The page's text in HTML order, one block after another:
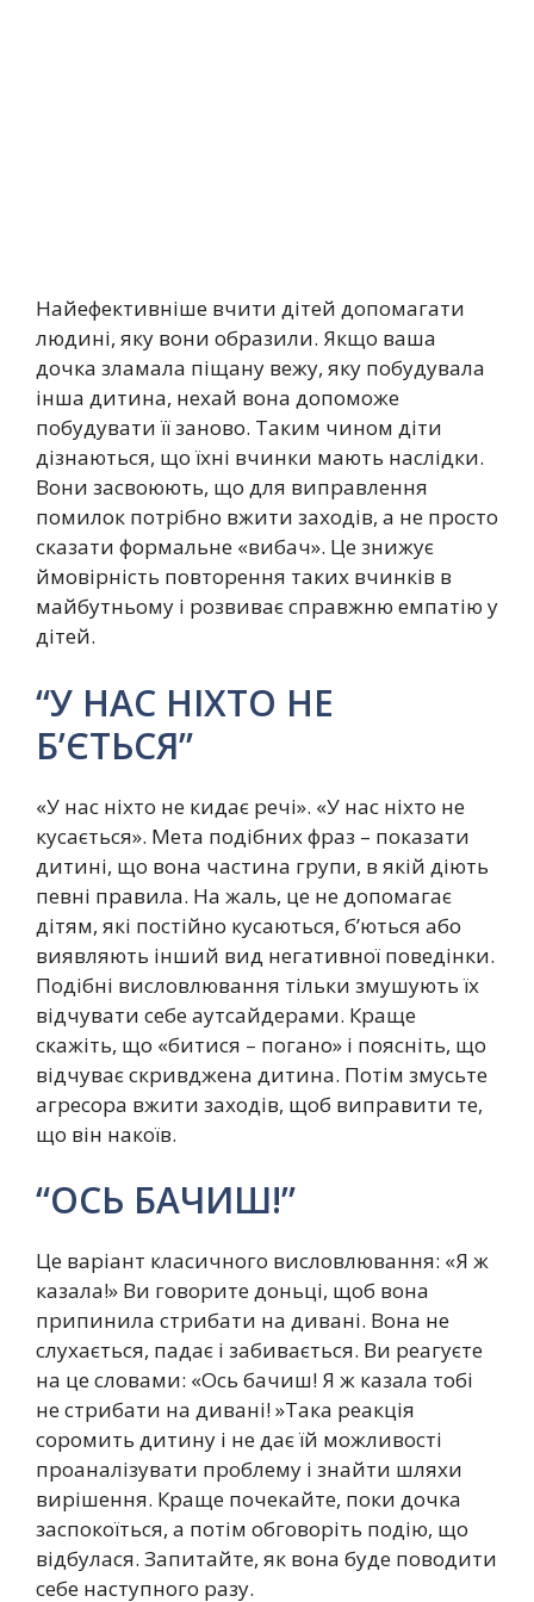
Найефективніше вчити дітей допомагати
людині, яку вони образили. Якщо ваша
дочка зламала піщану вежу, яку побудувала
інша дитина, нехай вона допоможе
побудувати її заново. Таким чином діти
дізнаються, що їхні вчинки мають наслідки.
Вони засвоюють, що для виправлення
помилок потрібно вжити заходів, а не просто
сказати формальне «вибач». Це знижує
ймовірність повторення таких вчинків в
майбутньому і розвиває справжню емпатію у
дітей.
“У НАС НІХТО НЕ
Б’ЄТЬСЯ”
«У нас ніхто не кидає речі». «У нас ніхто не
кусається». Мета подібних фраз – показати
дитині, що вона частина групи, в якій діють
певні правила. На жаль, це не допомагає
дітям, які постійно кусаються, б’ються або
виявляють інший вид негативної поведінки.
Подібні висловлювання тільки змушують їх
відчувати себе аутсайдерами. Краще
скажіть, що «битися – погано» і поясніть, що
відчуває скривджена дитина. Потім змусьте
агресора вжити заходів, щоб виправити те,
що він накоїв.
“ОСЬ БАЧИШ!”
Це варіант класичного висловлювання: «Я ж
казала!» Ви говорите доньці, щоб вона
припинила стрибати на дивані. Вона не
слухається, падає і забивається. Ви реагуєте
на це словами: «Ось бачиш! Я ж казала тобі
не стрибати на дивані! »Така реакція
соромить дитину і не дає їй можливості
проаналізувати проблему і знайти шляхи
вирішення. Краще почекайте, поки дочка
заспокоїться, а потім обговоріть подію, що
відбулася. Запитайте, як вона буде поводити
себе наступного разу.